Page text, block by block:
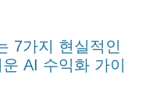
7가지 현실적인
AI 수익화 가이